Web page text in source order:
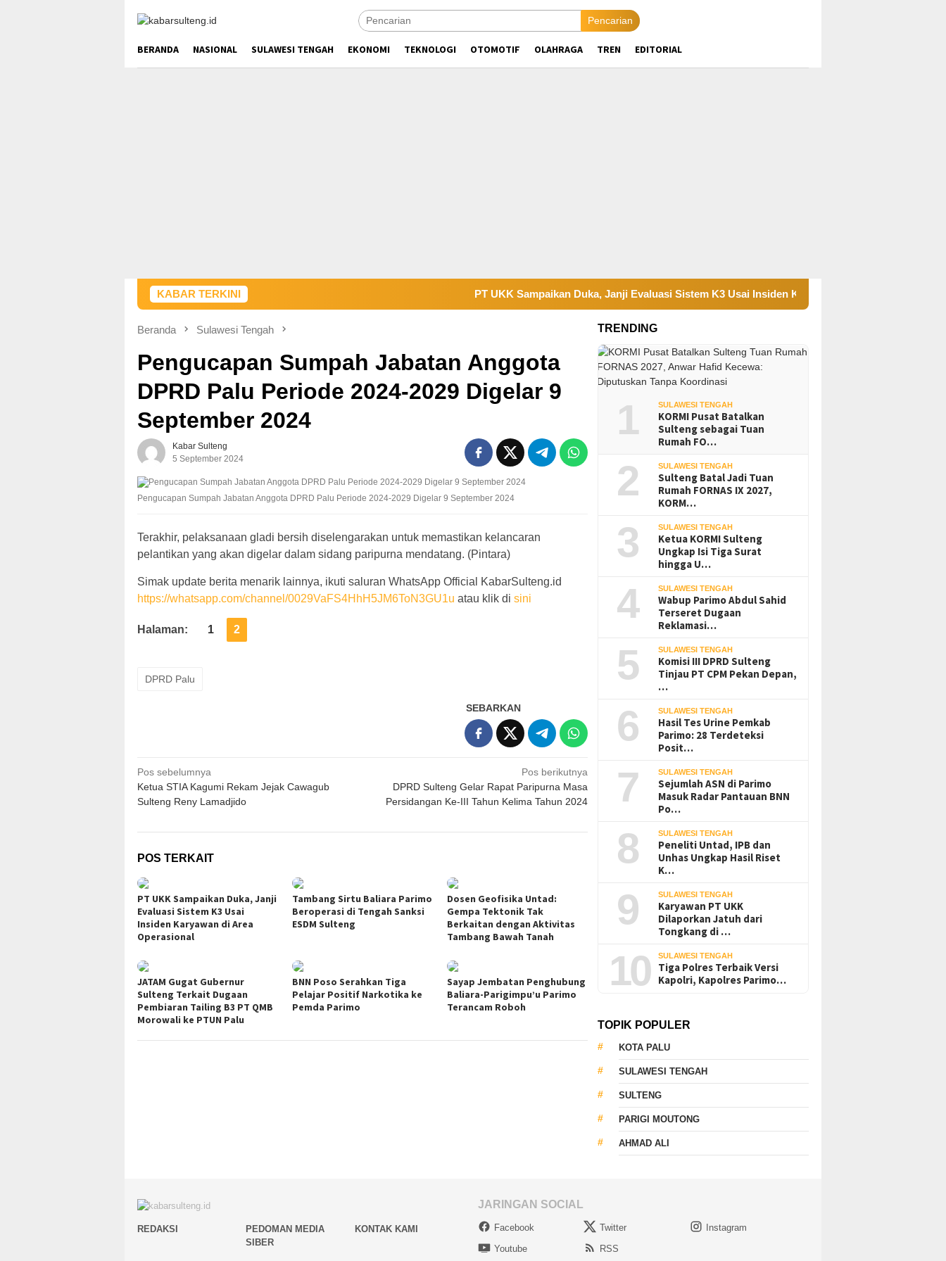
Pencarian
BERANDA NASIONAL SULAWESI TENGAH EKONOMI TEKNOLOGI OTOMOTIF OLAHRAGA TREN EDITORIAL
KABAR TERKINI PT UKK Sampaikan Duka, Janji Evaluasi Sistem K3 Usai Insiden Karyawan di Area Operasional
Beranda Sulawesi Tengah
Pengucapan Sumpah Jabatan Anggota
DPRD Palu Periode 2024-2029 Digelar 9
September 2024
Kabar Sulteng
5 September 2024
Pengucapan Sumpah Jabatan Anggota DPRD Palu Periode 2024-2029 Digelar 9 September 2024
Terakhir, pelaksanaan gladi bersih diselengarakan untuk memastikan kelancaran
pelantikan yang akan digelar dalam sidang paripurna mendatang. (Pintara)
Simak update berita menarik lainnya, ikuti saluran WhatsApp Official KabarSulteng.id
https://whatsapp.com/channel/0029VaFS4HhH5JM6ToN3GU1u atau klik di sini
Halaman: 1 2
DPRD Palu
SEBARKAN
Navigasi
pos
Pos sebelumnya
Ketua STIA Kagumi Rekam Jejak Cawagub
Sulteng Reny Lamadjido
Pos berikutnya
DPRD Sulteng Gelar Rapat Paripurna Masa
Persidangan Ke-III Tahun Kelima Tahun 2024
POS TERKAIT
PT UKK Sampaikan Duka, Janji
Evaluasi Sistem K3 Usai
Insiden Karyawan di Area
Operasional
Tambang Sirtu Baliara Parimo
Beroperasi di Tengah Sanksi
ESDM Sulteng
Dosen Geofisika Untad:
Gempa Tektonik Tak
Berkaitan dengan Aktivitas
Tambang Bawah Tanah
JATAM Gugat Gubernur
Sulteng Terkait Dugaan
Pembiaran Tailing B3 PT QMB
Morowali ke PTUN Palu
BNN Poso Serahkan Tiga
Pelajar Positif Narkotika ke
Pemda Parimo
Sayap Jembatan Penghubung
Baliara-Parigimpu’u Parimo
Terancam Roboh
TRENDING
1 SULAWESI TENGAH
KORMI Pusat Batalkan
Sulteng sebagai Tuan
Rumah FO…
2 SULAWESI TENGAH
Sulteng Batal Jadi Tuan
Rumah FORNAS IX 2027,
KORM…
3 SULAWESI TENGAH
Ketua KORMI Sulteng
Ungkap Isi Tiga Surat
hingga U…
4 SULAWESI TENGAH
Wabup Parimo Abdul Sahid
Terseret Dugaan
Reklamasi…
5 SULAWESI TENGAH
Komisi III DPRD Sulteng
Tinjau PT CPM Pekan Depan,
…
6 SULAWESI TENGAH
Hasil Tes Urine Pemkab
Parimo: 28 Terdeteksi
Posit…
7 SULAWESI TENGAH
Sejumlah ASN di Parimo
Masuk Radar Pantauan BNN
Po…
8 SULAWESI TENGAH
Peneliti Untad, IPB dan
Unhas Ungkap Hasil Riset
K…
9 SULAWESI TENGAH
Karyawan PT UKK
Dilaporkan Jatuh dari
Tongkang di …
10 SULAWESI TENGAH
Tiga Polres Terbaik Versi
Kapolri, Kapolres Parimo…
TOPIK POPULER
KOTA PALU
SULAWESI TENGAH
SULTENG
PARIGI MOUTONG
AHMAD ALI
REDAKSI
PEDOMAN MEDIA
SIBER
KONTAK KAMI
JARINGAN SOCIAL
Facebook Twitter
Instagram
Youtube
RSS